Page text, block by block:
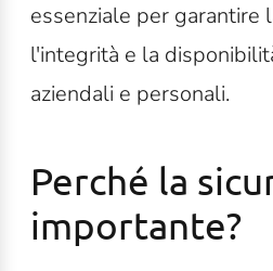
essenziale per garantire
l'integrità e la
aziendali e personali.
Perché la
importante?